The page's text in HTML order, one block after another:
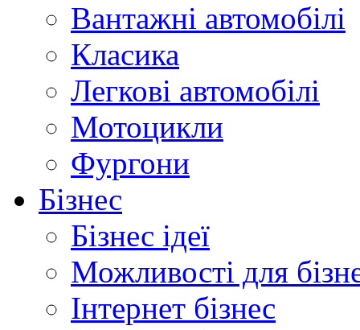
Вантажні автомобілі
Класика
Легкові автомобілі
Мотоцикли
Фургони
Бізнес
Бізнес ідеї
Можливості для
Інтернет бізнес